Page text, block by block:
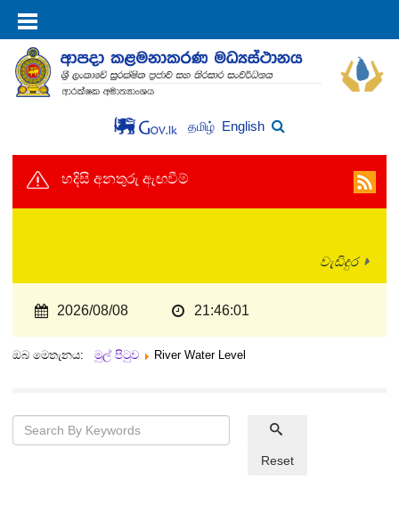
தமிழ் English
හදිසි අනතුරු ඇඟවීම්
වැඩිදුර
2026/08/08 21:46:01
ඔබ මෙතැනය: මුල් පිටුව River Water Level
Reset